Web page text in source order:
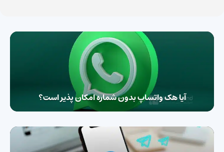
آیا هک واتساپ بدون شماره امکان پذیر است؟